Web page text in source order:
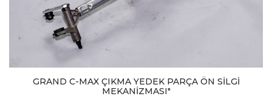
GRAND C-MAX ÇIKMA YEDEK PARÇA ÖN SİLGİ
MEKANİZMASI"